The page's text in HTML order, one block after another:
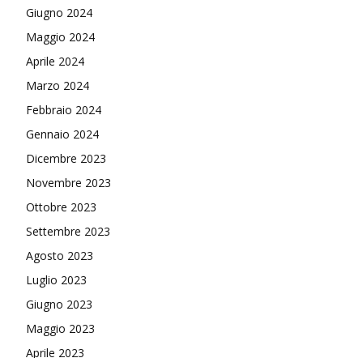
Giugno 2024
Maggio 2024
Aprile 2024
Marzo 2024
Febbraio 2024
Gennaio 2024
Dicembre 2023
Novembre 2023
Ottobre 2023
Settembre 2023
Agosto 2023
Luglio 2023
Giugno 2023
Maggio 2023
Aprile 2023